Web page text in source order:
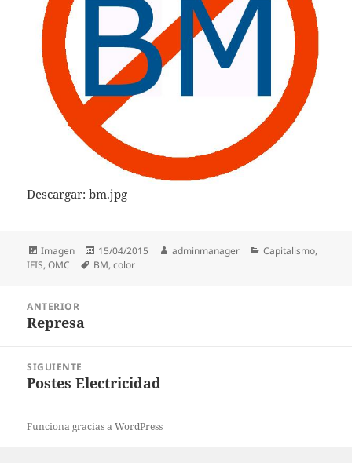
Descargar:bm.jpg
Formato
Imagen
Publicado
el
15/04/2015 Autor
adminmanager Categorías
Capitalismo,
IFIS,OMC Etiquetas
BM,color
entradas
ANTERIOR
Entrada
Represa
SIGUIENTE
Entrada
Postes Electricidad
Funciona gracias a WordPress